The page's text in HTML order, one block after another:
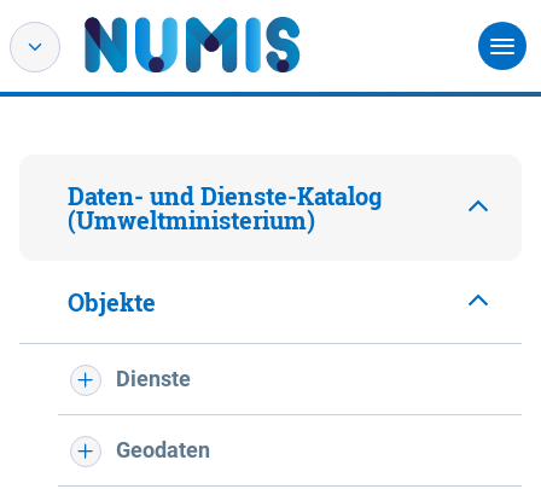
Daten- und Dienste-Katalog
(Umweltministerium)
Objekte
Dienste
Geodaten